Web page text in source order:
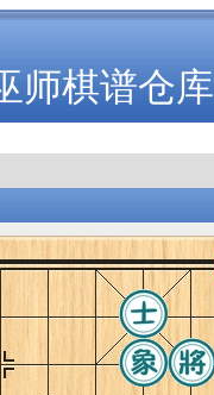
师棋谱仓库